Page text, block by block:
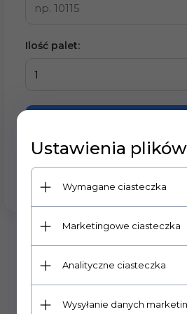
Ilość palet:
Ustawienia
Wymagane ciasteczka
Marketingowe ciasteczka
Analityczne ciasteczka
Wysyłanie danych